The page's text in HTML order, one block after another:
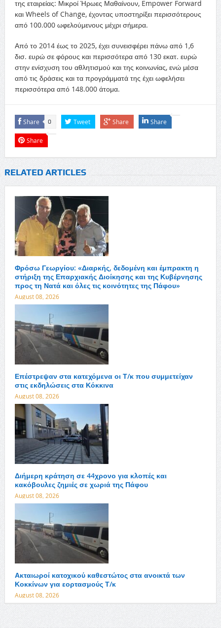
της εταιρείας: Μικροί Ήρωες Μαθαίνουν, Empower Forward
και Wheels of Change, έχοντας υποστηρίξει περισσότερους
από 100.000 ωφελούμενους μέχρι σήμερα.
Από το 2014 έως το 2025, έχει συνεισφέρει πάνω από 1,6
δισ. ευρώ σε φόρους και περισσότερα από 130 εκατ. ευρώ
στην ενίσχυση του αθλητισμού και της κοινωνίας, ενώ μέσα
από τις δράσεις και τα προγράμματά της έχει ωφελήσει
περισσότερα από 148.000 άτομα.
Share 0 Tweet Share Share
Share
RELATED ARTICLES
Φρόσω Γεωργίου: «Διαρκής, δεδομένη και έμπρακτη η
στήριξη της Επαρχιακής Διοίκησης και της Κυβέρνησης
προς τη Νατά και όλες τις κοινότητες της Πάφου»
August 08, 2026
Επέστρεψαν στα κατεχόμενα οι Τ/κ που συμμετείχαν
στις εκδηλώσεις στα Κόκκινα
August 08, 2026
Διήμερη κράτηση σε 44χρονο για κλοπές και
κακόβουλες ζημιές σε χωριά της Πάφου
August 08, 2026
Ακταιωροί κατοχικού καθεστώτος στα ανοικτά των
Κοκκίνων για εορτασμούς Τ/κ
August 08, 2026